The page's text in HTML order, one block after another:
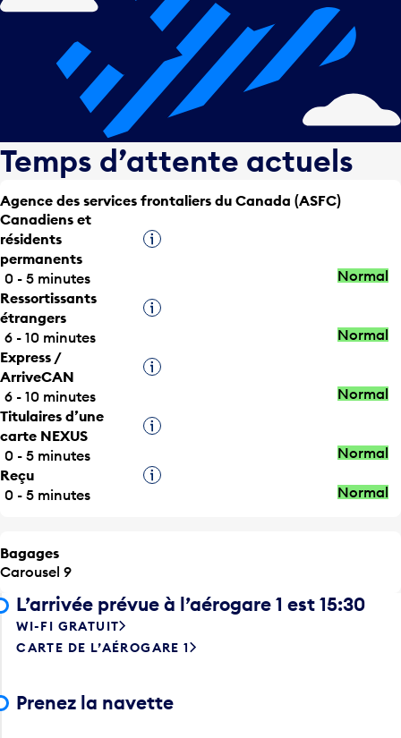
Temps d’attente actuels
Agence des services frontaliers du Canada (ASFC)
Canadiens et
résidents
permanents
0 - 5 minutes
Ressortissants
étrangers
6 - 10 minutes
Express /
ArriveCAN
6 - 10 minutes
Titulaires d’une
carte NEXUS
0 - 5 minutes
Reçu
0 - 5 minutes
Carousel 9
L’arrivée prévue à l’aérogare 1 est 15:30
WI-FI GRATUIT
CARTE DE L’AÉROGARE 1